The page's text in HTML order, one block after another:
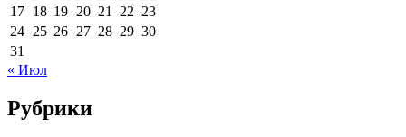
17 18 19 20 21 22 23
24 25 26 27 28 29 30
31
« Июл
Рубрики